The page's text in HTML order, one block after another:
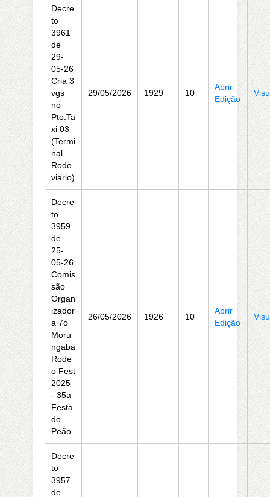
Decre
to
3961
de
29-
05-26
Cria 3
vgs
no
Pto.Ta
xi 03
(Termi
nal
Rodo
viario)
29/05/2026 1929 10
Abrir
Edição
Decre
to
3959
de
25-
05-26
Comis
são
Organ
izador
a 7o
Moru
ngaba
Rode
o Fest
2025
- 35a
Festa
do
Peão
26/05/2026 1926 10
Abrir
Edição
Decre
to
3957
de